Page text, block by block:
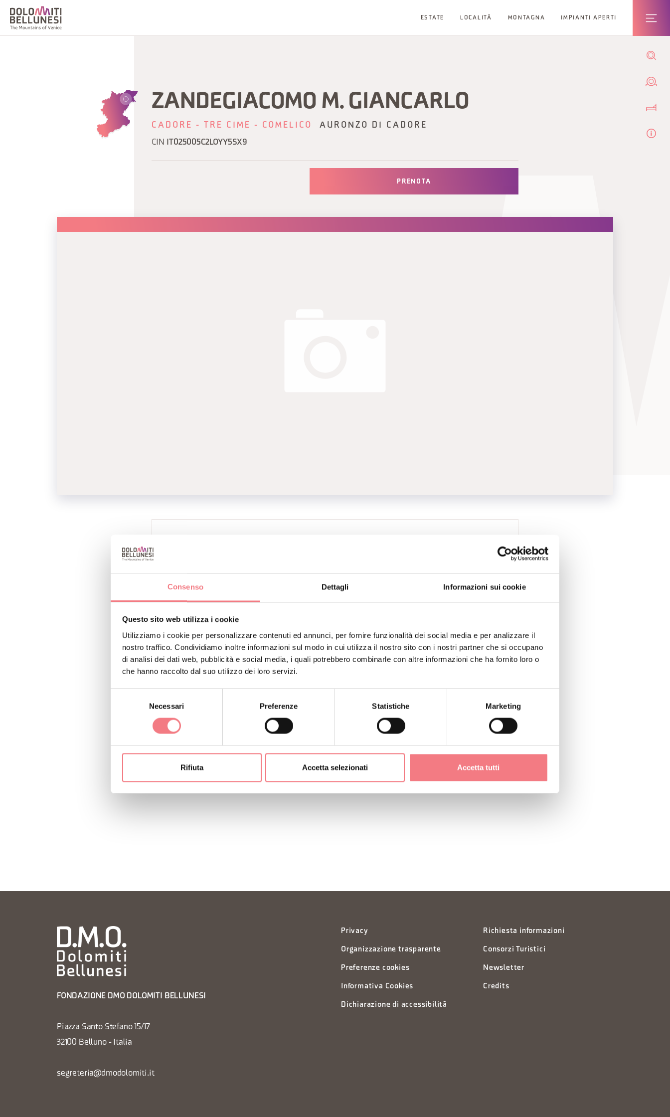
Consenso Dettagli Informazioni sui cookie
Questo sito web utilizza i cookie
Utilizziamo i cookie per personalizzare contenuti ed annunci, per fornire funzionalità dei social media e per analizzare il
nostro traffico. Condividiamo inoltre informazioni sul modo in cui utilizza il nostro sito con i nostri partner che si occupano
di analisi dei dati web, pubblicità e social media, i quali potrebbero combinarle con altre informazioni che ha fornito loro o
che hanno raccolto dal suo utilizzo dei loro servizi.
Necessari Preferenze Statistiche Marketing
Rifiuta Accetta selezionati Accetta tutti
ESTATE LOCALITÀ MONTAGNA IMPIANTI APERTI
ZANDEGIACOMO M. GIANCARLO
CADORE - TRE CIME - COMELICO
AURONZO DI CADORE
CIN
IT025005C2LOYY5SX9
PRENOTA
+393283337305 giancarlo.zande@libero.it Come arrivare
PRENOTA RICHIEDI INFORMAZIONI
Appartamento in centro, vicino all'Ospedale
FONDAZIONE DMO DOLOMITI BELLUNESI
Piazza Santo Stefano 15/17
32100 Belluno - Italia
segreteria@dmodolomiti.it
Privacy
Organizzazione trasparente
Preferenze cookies
Informativa Cookies
Dichiarazione di accessibilità
Richiesta informazioni
Consorzi Turistici
Newsletter
Credits